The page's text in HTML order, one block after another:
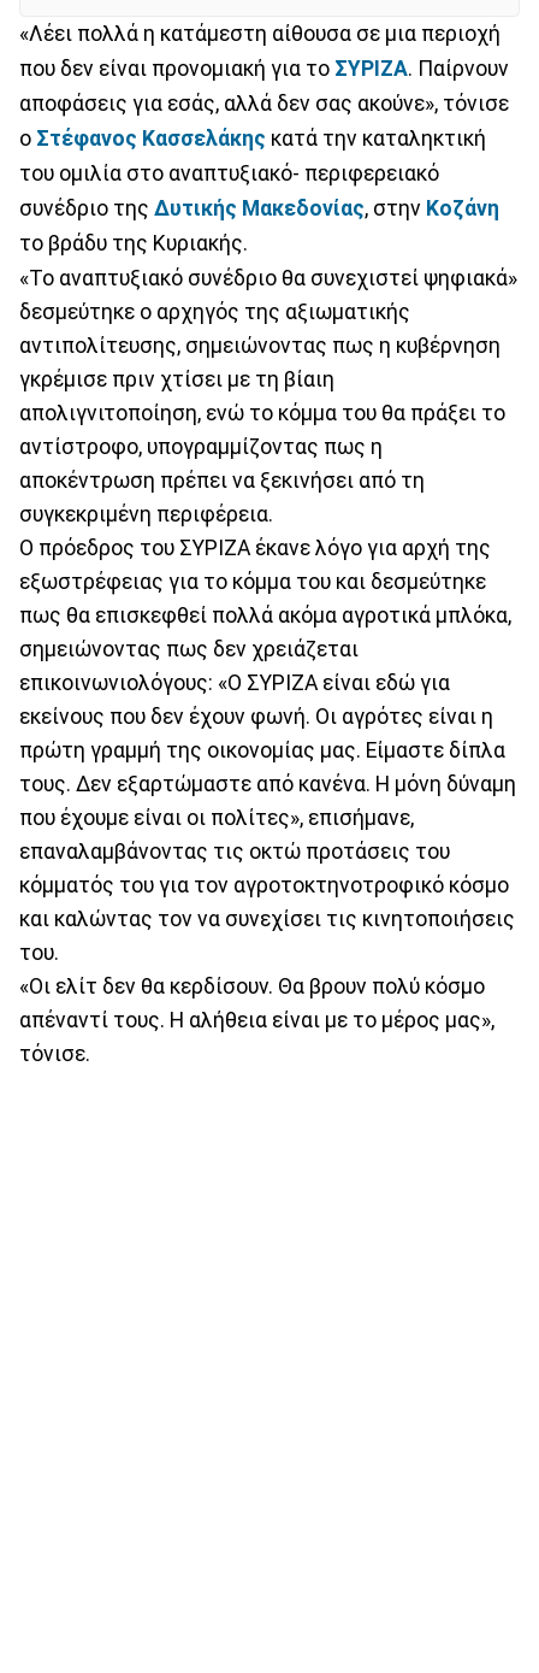
«Λέει πολλά η κατάμεστη αίθουσα σε μια περιοχή
που δεν είναι προνομιακή για το ΣΥΡΙΖΑ. Παίρνουν
αποφάσεις για εσάς, αλλά δεν σας ακούνε», τόνισε
ο Στέφανος Κασσελάκης κατά την καταληκτική
του ομιλία στο αναπτυξιακό- περιφερειακό
συνέδριο της Δυτικής Μακεδονίας, στην Κοζάνη
το βράδυ της Κυριακής.
«Το αναπτυξιακό συνέδριο θα συνεχιστεί ψηφιακά»
δεσμεύτηκε ο αρχηγός της αξιωματικής
αντιπολίτευσης, σημειώνοντας πως η κυβέρνηση
γκρέμισε πριν χτίσει με τη βίαιη
απολιγνιτοποίηση, ενώ το κόμμα του θα πράξει το
αντίστροφο, υπογραμμίζοντας πως η
αποκέντρωση πρέπει να ξεκινήσει από τη
συγκεκριμένη περιφέρεια.
Ο πρόεδρος του ΣΥΡΙΖΑ έκανε λόγο για αρχή της
εξωστρέφειας για το κόμμα του και δεσμεύτηκε
πως θα επισκεφθεί πολλά ακόμα αγροτικά μπλόκα,
σημειώνοντας πως δεν χρειάζεται
επικοινωνιολόγους: «Ο ΣΥΡΙΖΑ είναι εδώ για
εκείνους που δεν έχουν φωνή. Οι αγρότες είναι η
πρώτη γραμμή της οικονομίας μας. Είμαστε δίπλα
τους. Δεν εξαρτώμαστε από κανένα. Η μόνη δύναμη
που έχουμε είναι οι πολίτες», επισήμανε,
επαναλαμβάνοντας τις οκτώ προτάσεις του
κόμματός του για τον αγροτοκτηνοτροφικό κόσμο
και καλώντας τον να συνεχίσει τις κινητοποιήσεις
του.
«Οι ελίτ δεν θα κερδίσουν. Θα βρουν πολύ κόσμο
απέναντί τους. Η αλήθεια είναι με το μέρος μας»,
τόνισε.